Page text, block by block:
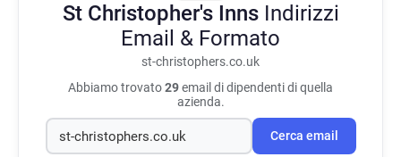
St Christopher's Inns Indirizzi
Email & Formato
st-christophers.co.uk
Abbiamo trovato29email di dipendenti di quella
azienda.
Cerca email